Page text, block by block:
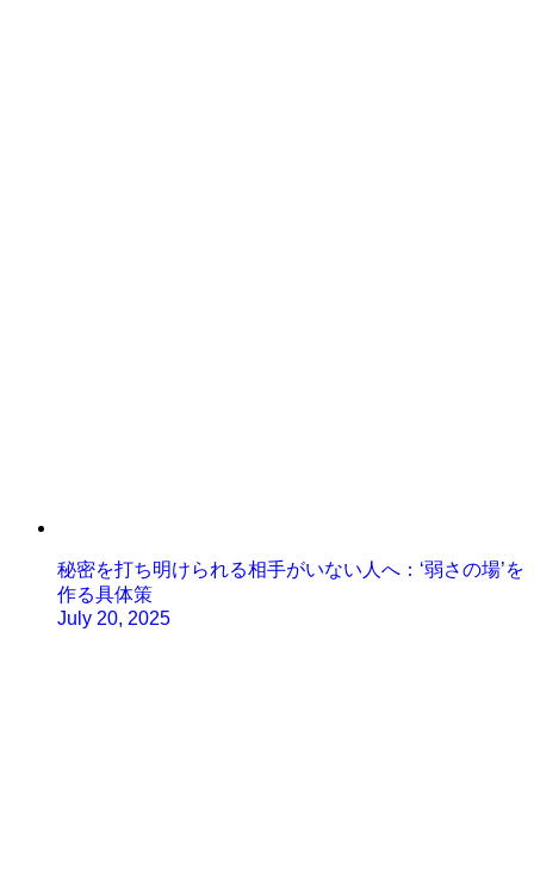
秘密を打ち明けられる相手がいない人へ：‘弱さの場’を
作る具体策
July 20, 2025